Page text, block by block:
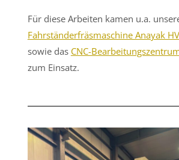
Für diese Arbeiten kamen u.a.
Fahrständerfräsmaschine Anayak
sowie das CNC-
zum Einsatz.